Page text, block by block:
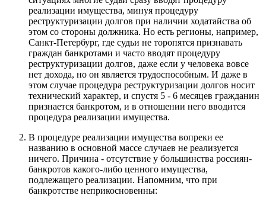
реализации имущества, минуя процедуру
реструктуризации долгов при наличии ходатайства об
этом со стороны должника. Но есть регионы, например,
Санкт-Петербург, где судьи не торопятся признавать
граждан банкротами и часто вводят процедуру
реструктуризации долгов, даже если у человека вовсе
нет дохода, но он является трудоспособным. И даже в
этом случае процедура реструктуризации долгов носит
технический характер, и спустя 5 - 6 месяцев гражданин
признается банкротом, и в отношении него вводится
процедура реализации имущества.
В процедуре реализации имущества вопреки ее
названию в основной массе случаев не реализуется
ничего. Причина - отсутствие у большинства россиян-
банкротов какого-либо ценного имущества,
подлежащего реализации. Напомним, что при
банкротстве неприкосновенны: